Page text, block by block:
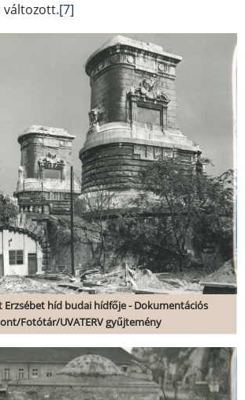
változott.[7]
híd budai hídfője - Dokumentációs
Fotótár/UVATERV gyűjtemény